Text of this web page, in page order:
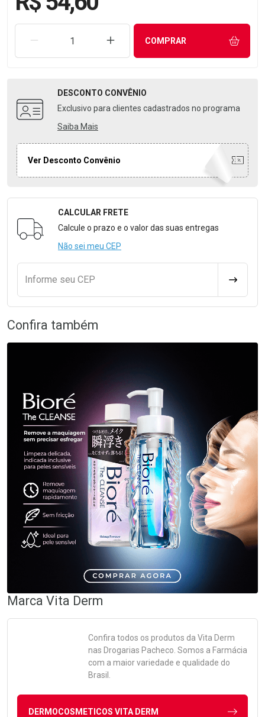
REMOVER UMA UNIDADEAUMENTAR UMA UNIDADE
COMPRAR
DESCONTO CONVÊNIO
Exclusivo para clientes cadastrados no programa
Saiba Mais
Ver Desconto Convênio
Formulário para Calcular o Frete
CALCULAR FRETE
Calcule o prazo e o valor das suas entregas
Não sei meu CEP
Informe seu CEP
Confira também
Marca Vita Derm
Confira todos os produtos da Vita Derm
nas Drogarias Pacheco. Somos a Farmácia
com a maior variedade e qualidade do
Brasil.
DERMOCOSMETICOS VITA DERM